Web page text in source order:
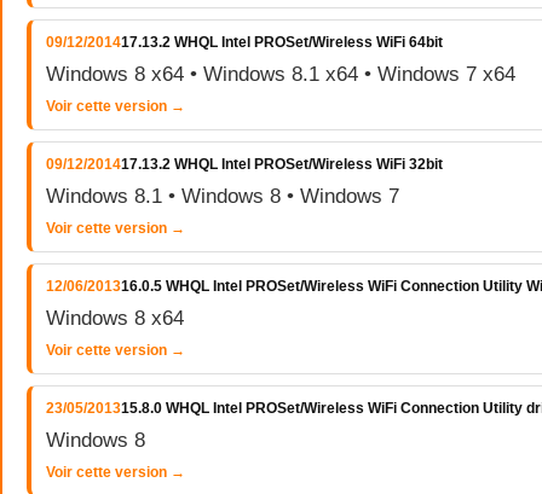
09/12/201417.13.2 WHQL Intel PROSet/Wireless WiFi 64bit
Windows 8 x64 • Windows 8.1 x64 • Windows 7 x64
Voir cette version →
09/12/201417.13.2 WHQL Intel PROSet/Wireless WiFi 32bit
Windows 8.1 • Windows 8 • Windows 7
Voir cette version →
12/06/201316.0.5 WHQL Intel PROSet/Wireless WiFi Connection Utility
Windows 8 x64
Voir cette version →
23/05/201315.8.0 WHQL Intel PROSet/Wireless WiFi Connection Utility
Windows 8
Voir cette version →